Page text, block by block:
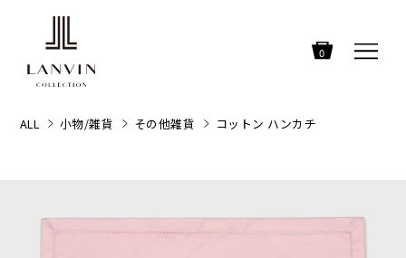
0
ALL 小物/雑貨 その他雑貨 コットン ハンカチ